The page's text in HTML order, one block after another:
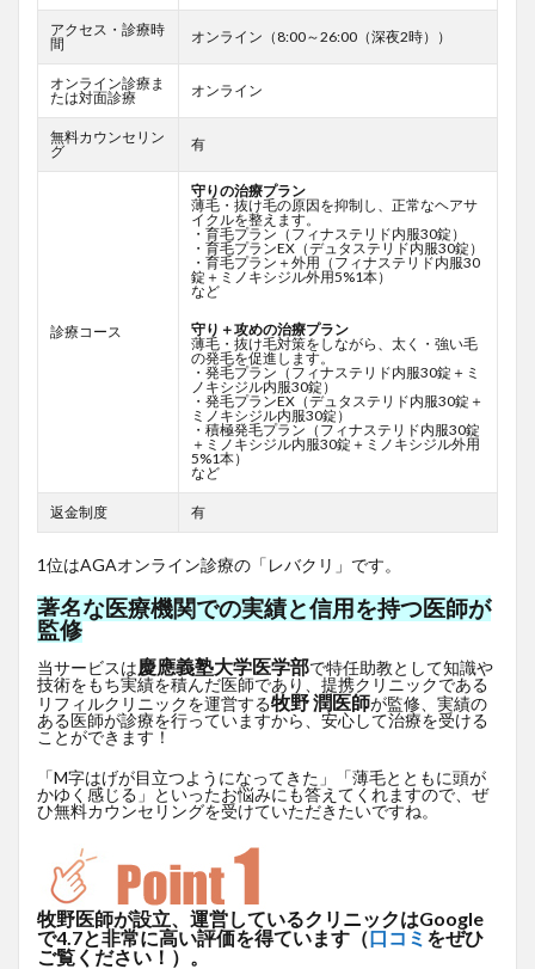
アクセス・診療時
間
オンライン（8:00～26:00（深夜2時））
オンライン診療ま
たは対面診療
オンライン
無料カウンセリン
グ
有
診療コース
守りの治療プラン
薄毛・抜け毛の原因を抑制し、正常なヘアサ
イクルを整えます。
・育毛プラン（フィナステリド内服30錠）
・育毛プランEX（デュタステリド内服30錠）
・育毛プラン＋外用（フィナステリド内服30
錠＋ミノキシジル外用5%1本）
など
守り＋攻めの治療プラン
薄毛・抜け毛対策をしながら、太く・強い毛
の発毛を促進します。
・発毛プラン（フィナステリド内服30錠＋ミ
ノキシジル内服30錠）
・発毛プランEX（デュタステリド内服30錠＋
ミノキシジル内服30錠）
・積極発毛プラン（フィナステリド内服30錠
＋ミノキシジル内服30錠＋ミノキシジル外用
5%1本）
など
返金制度 有
1位はAGAオンライン診療の「レバクリ」です。
著名な医療機関での実績と信用を持つ医師が
監修
当サービスは慶應義塾大学医学部で特任助教として知識や
技術をもち実績を積んだ医師であり、提携クリニックである
リフィルクリニックを運営する牧野 潤医師が監修、実績の
ある医師が診療を行っていますから、安心して治療を受ける
ことができます！
「M字はげが目立つようになってきた」「薄毛とともに頭が
かゆく感じる」といったお悩みにも答えてくれますので、ぜ
ひ無料カウンセリングを受けていただきたいですね。
牧野医師が設立、運営しているクリニックはGoogle
で4.7と非常に高い評価を得ています（口コミ をぜひ
ご覧ください！）。